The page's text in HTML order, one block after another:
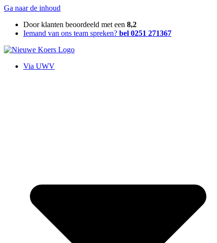
Ga naar de inhoud
Door klanten beoordeeld met een 8,2
Iemand van ons team spreken? bel 0251 271367
Via UWV